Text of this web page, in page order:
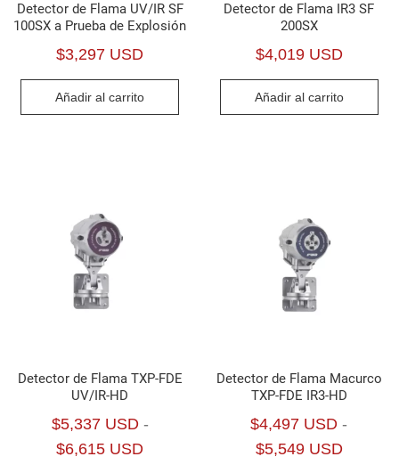
Detector de Flama UV/IR SF
100SX a Prueba de Explosión
$3,297 USD
Añadir al carrito
Detector de Flama IR3 SF
200SX
$4,019 USD
Añadir al carrito
Detector de Flama TXP-FDE
UV/IR-HD
$5,337 USD -
$6,615 USDRango
Detector de Flama Macurco
TXP-FDE IR3-HD
$4,497 USD -
$5,549 USDRango